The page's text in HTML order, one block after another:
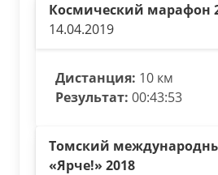
Космический марафон
14.04.2019
Дистанция: 10 км
Результат: 00:43:53
Томский
«Ярче!» 2018